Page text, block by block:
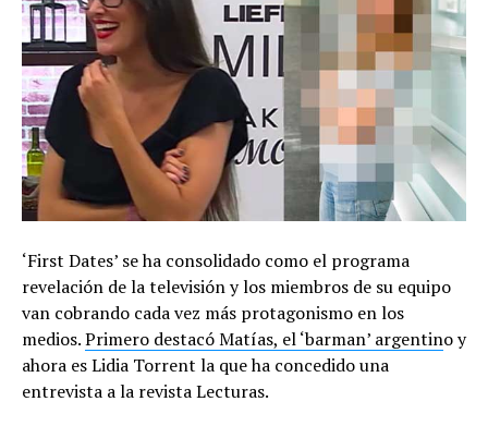
‘First Dates’ se ha consolidado como el programa
revelación de la televisión y los miembros de su equipo
van cobrando cada vez más protagonismo en los
medios.Primero destacó Matías, el ‘barman’ argentino y
ahora es Lidia Torrent la que ha concedido una
entrevista a la revista Lecturas.